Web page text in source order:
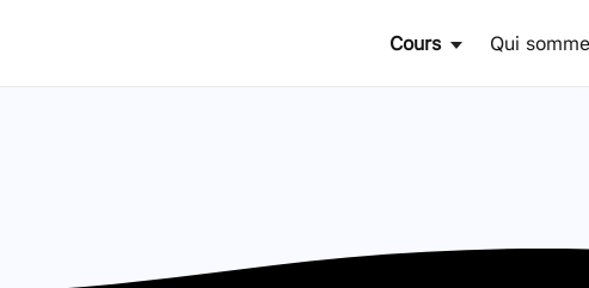
Cours Qui